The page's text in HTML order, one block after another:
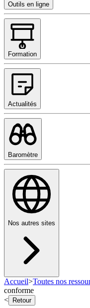
Outils en ligne
Formation
Actualités
Baromètre
Nos autres sites
Accueil>Toutes nos
conforme
<
Retour